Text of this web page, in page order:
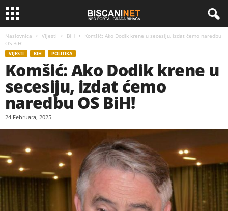
Naslovnica Vijesti BiH
Komšić: Ako Dodik krene u secesiju, izdat ćemo naredbu
OS BiH!
VIJESTI BIH POLITIKA
Komšić: Ako Dodik krene u
secesiju, izdat ćemo
naredbu OS BiH!
24 Februara, 2025